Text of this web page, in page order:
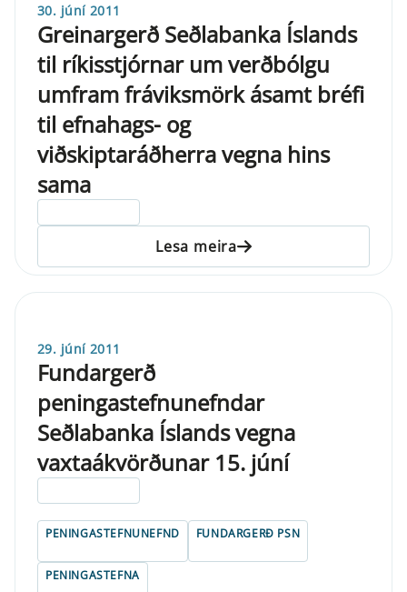
30. júní 2011
Greinargerð Seðlabanka Íslands
til ríkisstjórnar um verðbólgu
umfram fráviksmörk ásamt bréfi
til efnahags- og
viðskiptaráðherra vegna hins
sama
Lesa meira
29. júní 2011
Fundargerð
peningastefnunefndar
Seðlabanka Íslands vegna
vaxtaákvörðunar 15. júní
PENINGASTEFNUNEFND FUNDARGERÐ PSN
PENINGASTEFNA